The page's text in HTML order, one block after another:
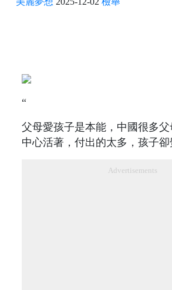
“
父母愛孩子是本能，中國很多
中心活著，付出的太多，孩子卻
Advertisements